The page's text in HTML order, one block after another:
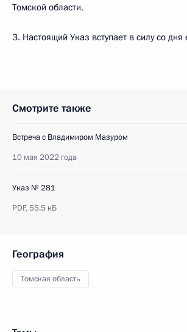
Томской области.
3. Настоящий Указ вступает в силу со дня
Смотрите также
Встреча с Владимиром Мазуром
10 мая 2022 года
Указ № 281
PDF,55.5 кБ
География
Томская область